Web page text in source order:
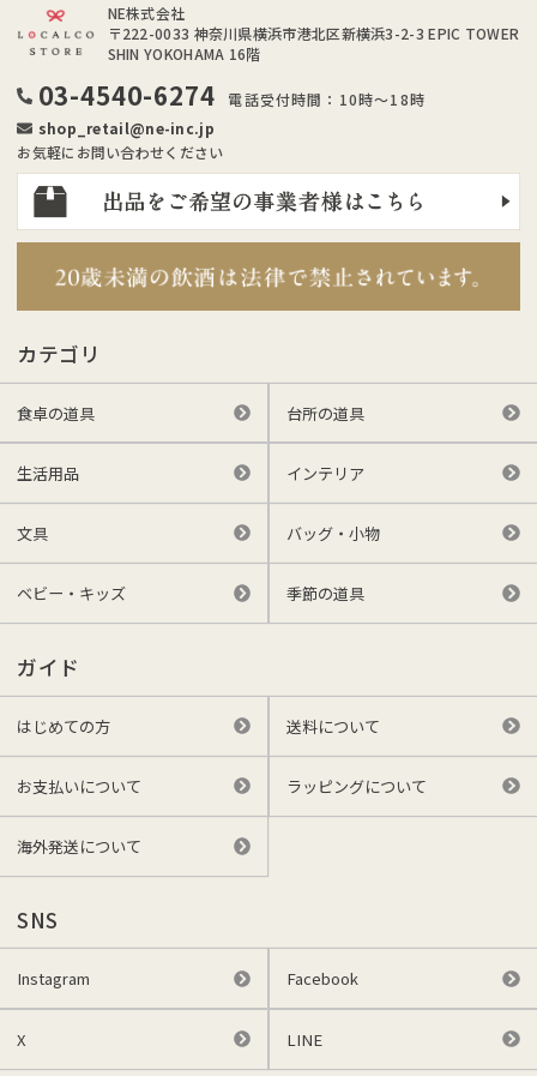
NE株式会社
〒222-0033 神奈川県横浜市港北区新横浜3-2-3 EPIC TOWER
SHIN YOKOHAMA 16階
03-4540-6274
電話受付時間：10時～18時
shop_retail@ne-inc.jp
お気軽にお問い合わせください
カテゴリ
食卓の道具 台所の道具
生活用品 インテリア
文具 バッグ・小物
ベビー・キッズ 季節の道具
ガイド
はじめての方 送料について
お支払いについて ラッピングについて
海外発送について
SNS
Instagram Facebook
X LINE